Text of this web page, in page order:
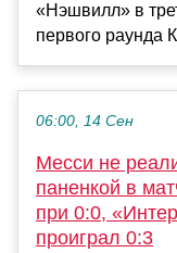
«Нэшвилл» в
первого раунда
06:00, 14 Сен
Месси не
паненкой в
при 0:0,
проиграл 0:3